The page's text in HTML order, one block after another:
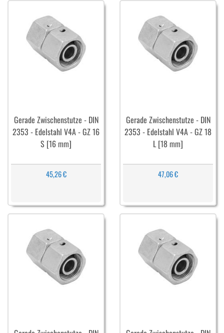
Gerade Zwischenstutze - DIN
2353 - Edelstahl V4A - GZ 16
S [16 mm]
45,26 €
Gerade Zwischenstutze - DIN
2353 - Edelstahl V4A - GZ 18
L [18 mm]
47,06 €